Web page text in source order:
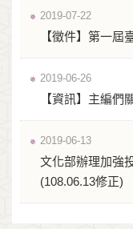
2019-07-22
【徵件】第一屆
2019-06-26
【資訊】主編們
2019-06-13
文化部辦理加強
(108.06.13修正)